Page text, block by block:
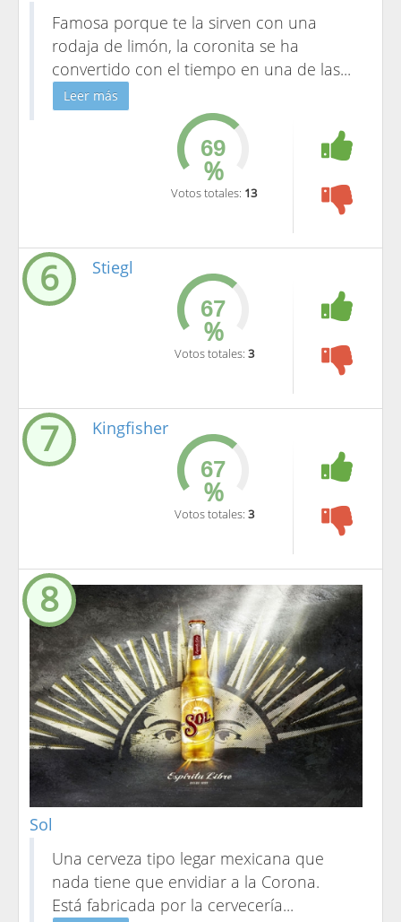
Famosa porque te la sirven con una
rodaja de limón, la coronita se ha
convertido con el tiempo en una de las...
Leer más
%
Votos totales: 13
6 Stiegl
%
Votos totales: 3
7 Kingfisher
%
Votos totales: 3
8
Sol
Una cerveza tipo legar mexicana que
nada tiene que envidiar a la Corona.
Está fabricada por la cervecería...